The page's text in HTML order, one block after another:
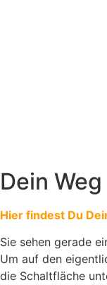
Dein
Hier findest Du
Sie sehen gerade
Um auf den
die Schaltfläche